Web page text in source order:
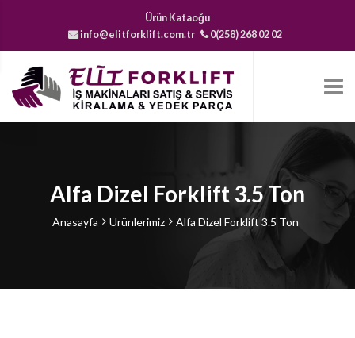
Ürün Kataoğu
info@elitforklift.com.tr
0(258) 268 02 02
Alfa Dizel Forklift 3.5 Ton
Anasayfa Ürünlerimiz Alfa Dizel Forklift 3.5 Ton